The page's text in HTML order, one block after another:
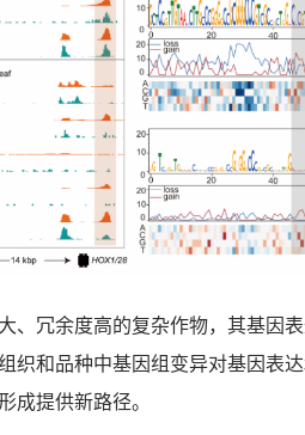
冗余度高的复杂作物，其基因表
织和品种中基因组变异对基因表
成提供新路径。